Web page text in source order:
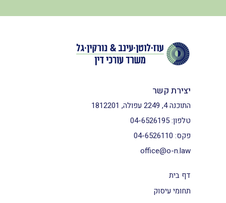
דף בית
תחומי עיסוק
יצירת קשר
התוכנה 4, 2249 עפולה, 1812201
טלפון:04-6526195
פקס: 04-6526110
office@o-n.law